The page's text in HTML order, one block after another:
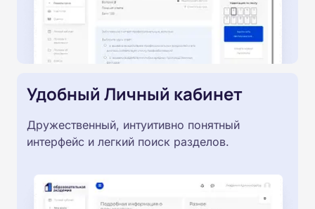
Удобный Личный кабинет
Дружественный, интуитивно понятный
интерфейс и легкий поиск разделов.